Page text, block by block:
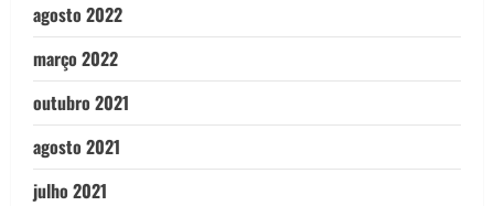
agosto 2022
março 2022
outubro 2021
agosto 2021
julho 2021